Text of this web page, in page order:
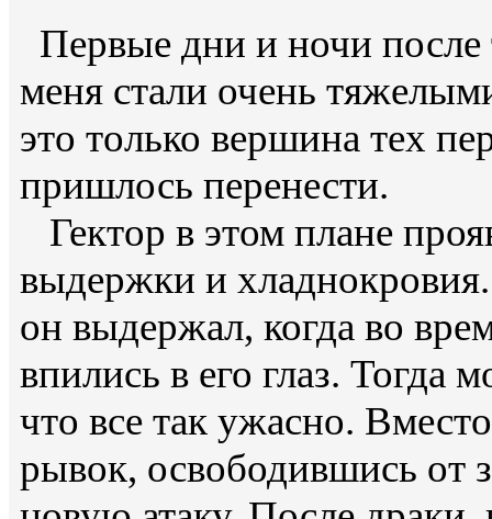
Первые дни и ночи после
меня стали очень
это только вершина тех
пришлось перенести.
Гектор в этом плане
выдержки и
он выдержал, когда во
впились в его глаз. Тогда
что все так ужасно.
рывок, освободившись от